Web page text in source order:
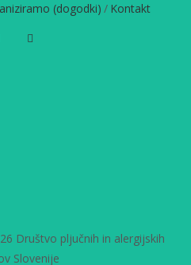
Društvo pljučnih in alergijskih
Slovenije
(dogodki) / Kontakt